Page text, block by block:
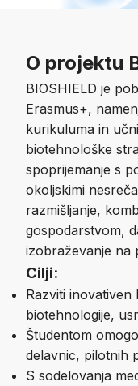
O projektu
BIOSHIELD je
Erasmus+,
kurikuluma in
biotehnološke
spoprijemanje s
okoljskimi
razmišljanje,
gospodarstvom,
izobraževanje na
Cilji:
Razviti
biotehnologije,
Študentom
delavnic, pilotnih
S sodelovanja